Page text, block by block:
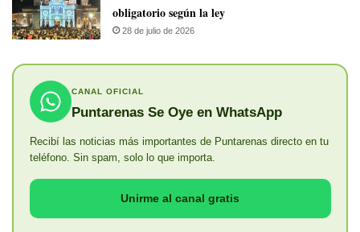
obligatorio según la ley
28 de julio de 2026
CANAL OFICIAL
Puntarenas Se Oye en WhatsApp
Recibí las noticias más importantes de Puntarenas directo en tu
teléfono. Sin spam, solo lo que importa.
Unirme al canal gratis